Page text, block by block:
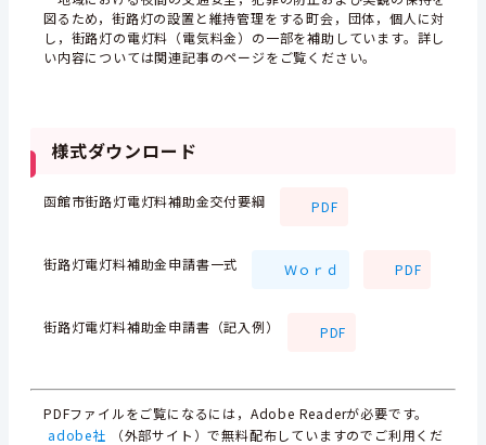
図るため，街路灯の設置と維持管理をする町会，団体，個人に対
し，街路灯の電灯料（電気料金）の一部を補助しています。詳し
い内容については関連記事のページをご覧ください。
様式ダウンロード
函館市街路灯電灯料補助金交付要綱 PDF
街路灯電灯料補助金申請書一式 Ｗｏｒｄ PDF
街路灯電灯料補助金申請書（記入例） PDF
PDFファイルをご覧になるには，Adobe Readerが必要です。
adobe社
（外部サイト）で無料配布していますのでご利用くだ